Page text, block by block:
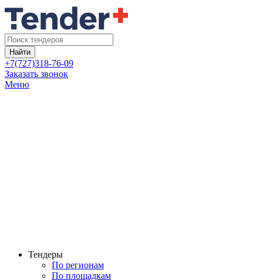
Найти
+7(727)318-76-09
Заказать звонок
Меню
Тендеры
По регионам
По площадкам